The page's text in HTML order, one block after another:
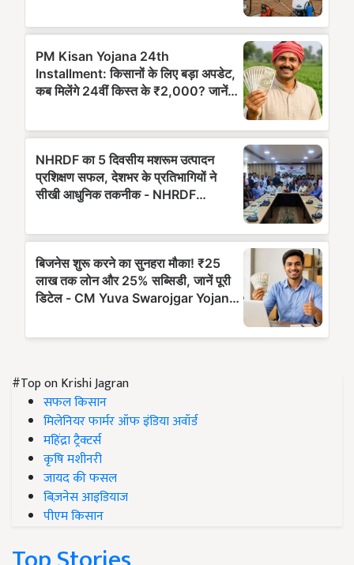
#Top on Krishi Jagran
सफल किसान
मिलेनियर फार्मर ऑफ इंडिया अवॉर्ड
महिंद्रा ट्रैक्टर्स
कृषि मशीनरी
जायद की फसल
बिज़नेस आइडियाज
पीएम किसान